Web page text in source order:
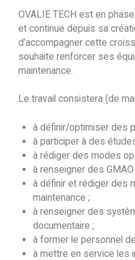
OVALIE TECH est en
et continue depuis sa
d’accompagner cette
souhaite renforcer ses
maintenance.
Le travail consistera (de
à définir/optimiser des
à participer à des
à rédiger des modes
à renseigner des GMAO
à définir et rédiger des
maintenance ;
à renseigner des
documentaire ;
à former le personnel
à mettre en service les